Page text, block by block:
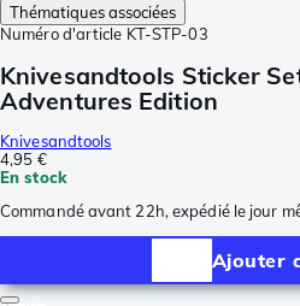
Thématiques associées
Numéro d'article KT-STP-03
Knivesandtools Sticker
Adventures Edition
Knivesandtools
4,95 €
En stock
Commandé avant 22h, expédié le jour
Ajouter